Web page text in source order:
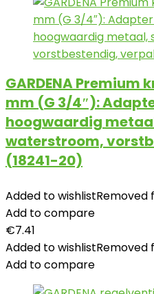
GARDENA
mm (G 3/4″):
hoogwaardig
waterstroom,
(18241-20)
Added to wishlistRemoved
Add to compare
€7.41
Added to wishlistRemoved
Add to compare